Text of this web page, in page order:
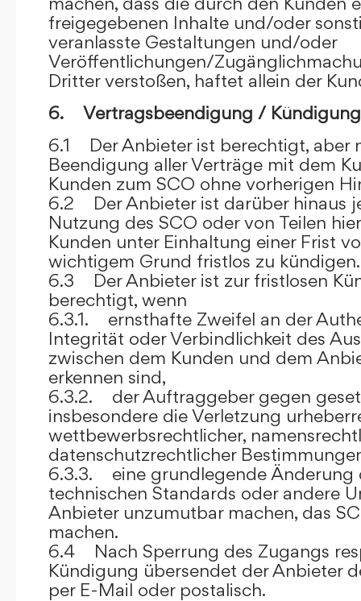
freigegebenen Inhalte und/oder
veranlasste Gestaltungen und/oder
Veröffentlichungen/
Dritter verstoßen, haftet allein der
6. Vertragsbeendigung / Kündigung
6.1 Der Anbieter ist berechtigt, aber
Beendigung aller Verträge mit dem
Kunden zum SCO ohne vorherigen
6.2 Der Anbieter ist darüber hinaus
Nutzung des SCO oder von Teilen
Kunden unter Einhaltung einer Frist
wichtigem Grund fristlos zu kündigen.
6.3 Der Anbieter ist zur fristlosen
berechtigt, wenn
6.3.1. ernsthafte Zweifel an der
Integrität oder Verbindlichkeit des
zwischen dem Kunden und dem
erkennen sind,
6.3.2. der Auftraggeber gegen
insbesondere die Verletzung
wettbewerbsrechtlicher,
datenschutzrechtlicher
6.3.3. eine grundlegende Änderung
technischen Standards oder andere
Anbieter unzumutbar machen, das
machen.
6.4 Nach Sperrung des Zugangs
Kündigung übersendet der Anbieter
per E-Mail oder postalisch.